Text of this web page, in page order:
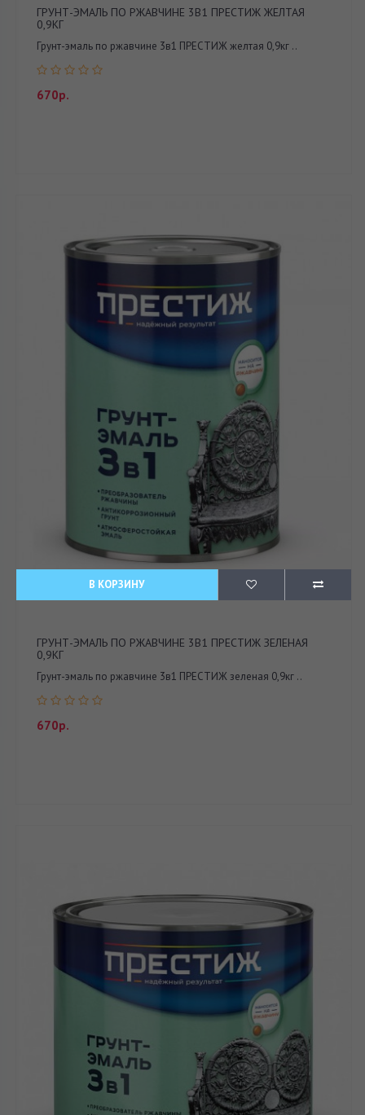
ГРУНТ-ЭМАЛЬ ПО РЖАВЧИНЕ 3В1 ПРЕСТИЖ ЖЕЛТАЯ
0,9КГ
Грунт-эмаль по ржавчине 3в1 ПРЕСТИЖ желтая 0,9кг ..
670р.
В КОРЗИНУ
ГРУНТ-ЭМАЛЬ ПО РЖАВЧИНЕ 3В1 ПРЕСТИЖ ЗЕЛЕНАЯ
0,9КГ
Грунт-эмаль по ржавчине 3в1 ПРЕСТИЖ зеленая 0,9кг ..
670р.